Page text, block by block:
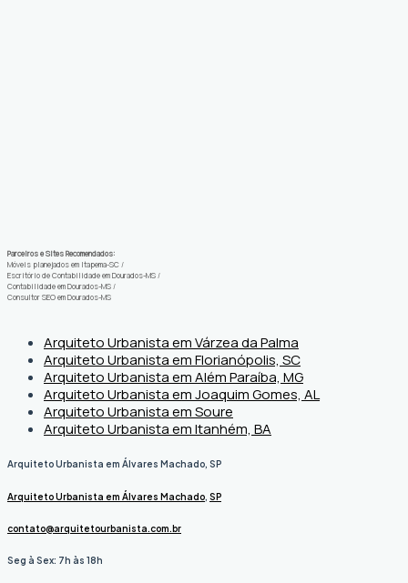
Parceiros e Sites Recomendados:
Móveis planejados em Itapema-SC /
Escritório de Contabilidade em Dourados-MS /
Contabilidade em Dourados-MS /
Consultor SEO em Dourados-MS
Arquiteto Urbanista em Várzea da Palma
Arquiteto Urbanista em Florianópolis, SC
Arquiteto Urbanista em Além Paraíba, MG
Arquiteto Urbanista em Joaquim Gomes, AL
Arquiteto Urbanista em Soure
Arquiteto Urbanista em Itanhém, BA
Arquiteto Urbanista em Álvares Machado, SP
Arquiteto Urbanista em Álvares Machado, SP
contato@arquitetourbanista.com.br
Seg à Sex: 7h às 18h